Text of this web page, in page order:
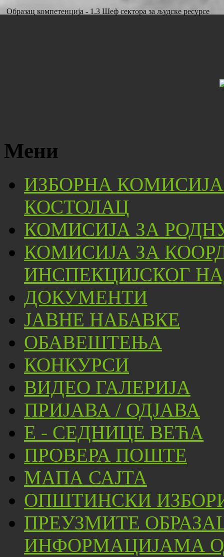
Образац компетенција - 1.3 Шеф сектора за људске ресурсе
Мени
ИЗБОРНА
КОСТОЛАЦ
КОМИСИЈА ЗА
КОМИСИЈА ЗА
ИНСПЕКЦИЈСКОГ
ДОКУМЕНТИ
ЈАВНЕ НАБАВКЕ
ОБАВЕШТЕЊА
КОНКУРСИ
ВИДЕО ГАЛЕРИЈА
ПРИЈАВА / ОДЈАВА
Е - СЕДНИЦЕ ВЕЋА
ПРОВЕРА ПОШТЕ
МАПА САЈТА
ОПШТИНСКИ
ПРЕУЗМИТЕ
ИНФОРМАЦИЈАМА